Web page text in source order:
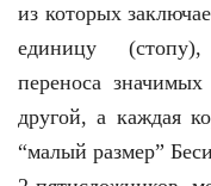
из которых
единицу
переноса
другой, а каждая
“малый размер”